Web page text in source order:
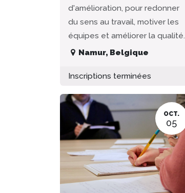
d'amélioration, pour redonner
du sens au travail, motiver les
équipes et améliorer la qualité.
Namur, Belgique
Inscriptions terminées
OCT.
05